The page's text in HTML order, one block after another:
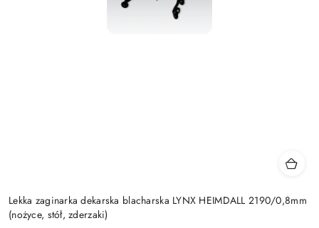
Lekka zaginarka dekarska blacharska LYNX HEIMDALL 2190/0,8mm
(nożyce, stół, zderzaki)